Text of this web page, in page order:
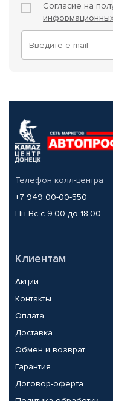
Согласие на
Телефон колл-центра
+7 949 00-00-550
Пн-Вс с 9.00 до 18.00
Клиентам
Акции
Контакты
Оплата
Доставка
Обмен и возврат
Гарантия
Договор-оферта